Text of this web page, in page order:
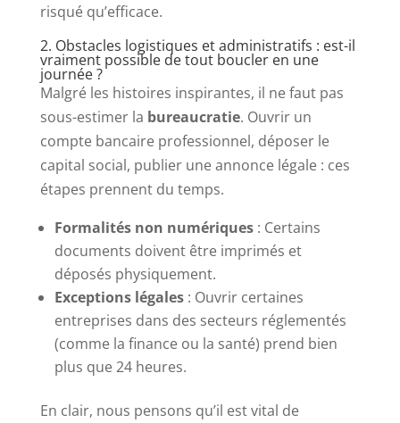
risqué qu’efficace.
2. Obstacles logistiques et administratifs : est-il
vraiment possible de tout boucler en une
journée ?
Malgré les histoires inspirantes, il ne faut pas
sous-estimer la bureaucratie. Ouvrir un
compte bancaire professionnel, déposer le
capital social, publier une annonce légale : ces
étapes prennent du temps.
Formalités non numériques: Certains
documents doivent être imprimés et
déposés physiquement.
Exceptions légales: Ouvrir certaines
entreprises dans des secteurs réglementés
(comme la finance ou la santé) prend bien
plus que 24 heures.
En clair, nous pensons qu’il est vital de